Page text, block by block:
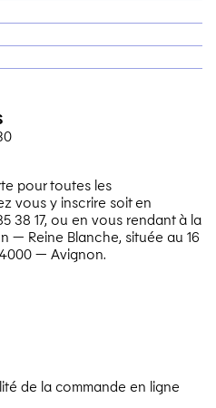
pour toutes les
vous y inscrire soit en
38 17, ou en vous rendant à la
— Reine Blanche, située au 16
— Avignon.
de la commande en ligne